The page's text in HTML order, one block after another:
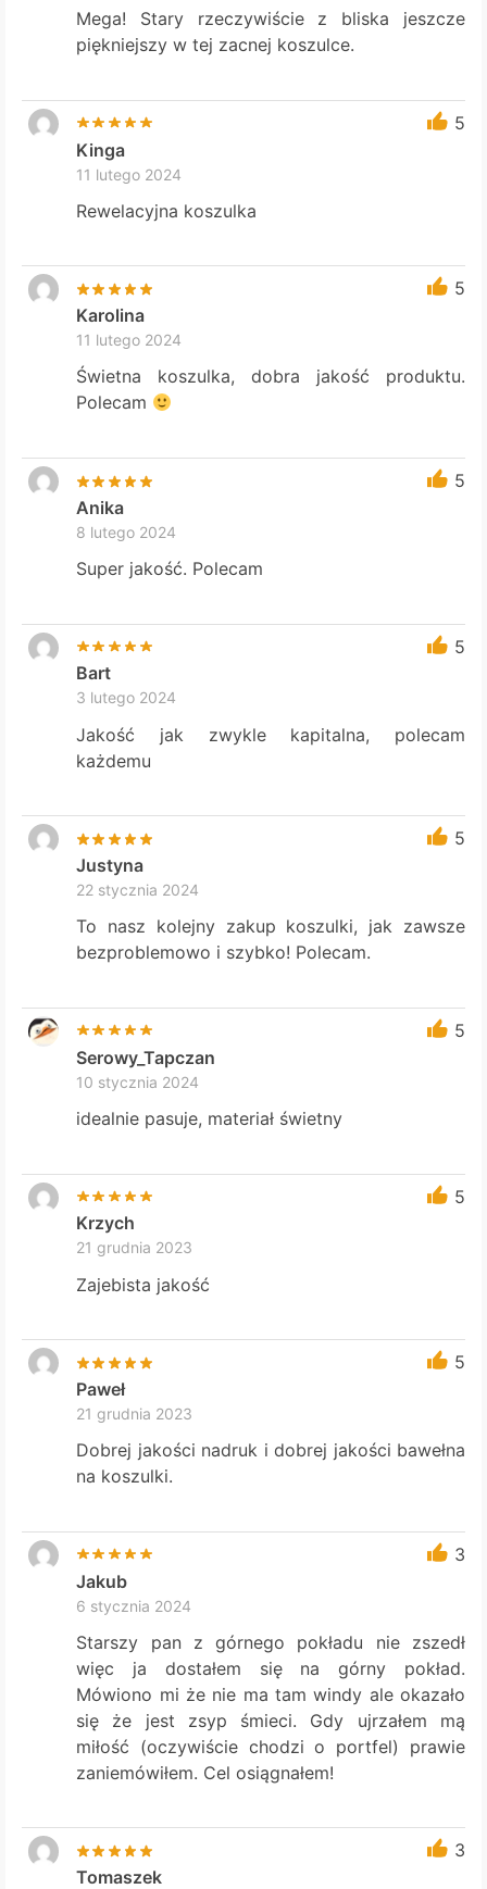
Mega! Stary rzeczywiście z bliska jeszcze
piękniejszy w tej zacnej koszulce.
5
Kinga
11 lutego 2024
Rewelacyjna koszulka
5
Karolina
11 lutego 2024
Świetna koszulka, dobra jakość produktu.
Polecam
5
Anika
8 lutego 2024
Super jakość. Polecam
5
Bart
3 lutego 2024
Jakość jak zwykle kapitalna, polecam
każdemu
5
Justyna
22 stycznia 2024
To nasz kolejny zakup koszulki, jak zawsze
bezproblemowo i szybko! Polecam.
5
Serowy_Tapczan
10 stycznia 2024
idealnie pasuje, materiał świetny
5
Krzych
21 grudnia 2023
Zajebista jakość
5
Paweł
21 grudnia 2023
Dobrej jakości nadruk i dobrej jakości bawełna
na koszulki.
3
Jakub
6 stycznia 2024
Starszy pan z górnego pokładu nie zszedł
więc ja dostałem się na górny pokład.
Mówiono mi że nie ma tam windy ale okazało
się że jest zsyp śmieci. Gdy ujrzałem mą
miłość (oczywiście chodzi o portfel) prawie
zaniemówiłem. Cel osiągnałem!
3
Tomaszek